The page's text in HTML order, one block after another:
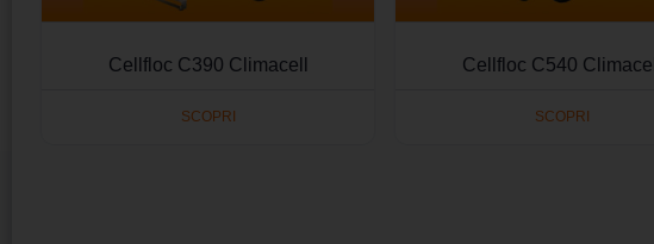
Cellfloc C390 Climacell
SCOPRI
Cellfloc C540 Climacell
SCOPRI